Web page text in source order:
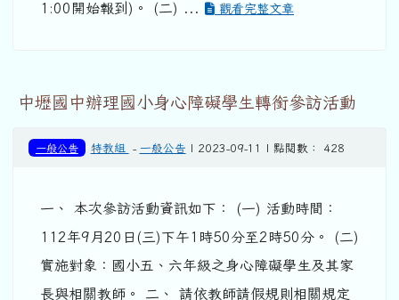
1:00開始報到)。 (二) ...
觀看完整文章
中壢國中辦理國小身心障礙學生轉銜參訪活動
一般公告 特教組 - 一般公告 | 2023-09-11 | 點閱數： 428
一、 本次參訪活動資訊如下： (一) 活動時間：
112年9月20日(三)下午1時50分至2時50分。 (二)
實施對象：國小五、六年級之身心障礙學生及其家
長與相關教師。 二、 請依教師請假規則相關規定